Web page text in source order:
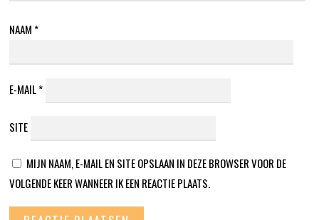
NAAM *
E-MAIL*
SITE
MIJN NAAM, E-MAIL EN SITE OPSLAAN IN DEZE BROWSER VOOR DE
VOLGENDE KEER WANNEER IK EEN REACTIE PLAATS.